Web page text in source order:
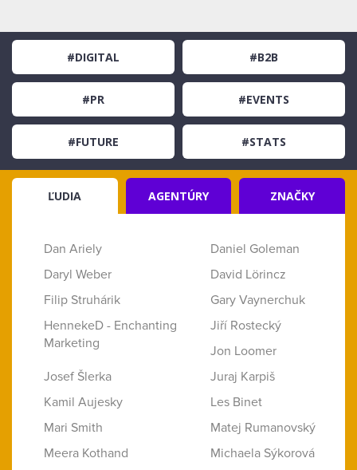
#DIGITAL #B2B
#PR #EVENTS
#FUTURE #STATS
ĽUDIA AGENTÚRY ZNAČKY
Dan Ariely
Daniel Goleman
Daryl Weber
David Lörincz
Filip Struhárik
Gary Vaynerchuk
HennekeD - Enchanting
Marketing
Jiří Rostecký
Jon Loomer
Josef Šlerka
Juraj Karpiš
Kamil Aujesky
Les Binet
Mari Smith
Matej Rumanovský
Meera Kothand
Michaela Sýkorová